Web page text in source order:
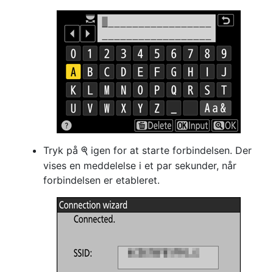
Tryk på X igen for at starte forbindelsen. Der
vises en meddelelse i et par sekunder, når
forbindelsen er etableret.